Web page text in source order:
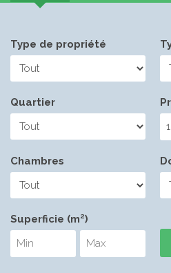
Type de propriété
Quartier
Chambres
Superficie (m²)